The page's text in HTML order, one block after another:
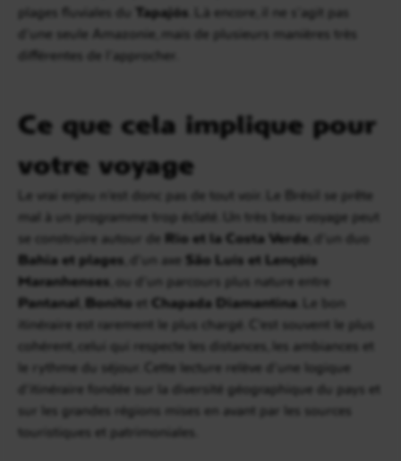
plages fluviales du Tapajós . Là encore, il ne s’agit pas
d’une seule Amazonie, mais de plusieurs manières très
différentes de l’approcher.
Ce que cela implique pour
votre voyage
Le vrai enjeu n’est donc pas de tout voir. Le Brésil se prête
mal à un programme trop éclaté. Un très beau voyage peut
se construire autour de Rio et la Costa Verde
Bahia et plages , d’un axe São Luís et Lençóis
Maranhenses , ou d’un parcours plus nature entre
Pantanal Bonito et Chapada Diamantina . Le bon
itinéraire est rarement le plus chargé. C’est souvent le plus
cohérent, celui qui respecte les distances, les ambiances et
le rythme du séjour. Cette lecture relève d’une logique
d’itinéraire fondée sur la diversité géographique du pays et
sur les grandes régions mises en avant par les sources
touristiques et patrimoniales.